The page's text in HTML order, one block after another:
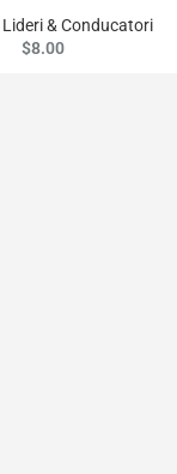
Lideri & Conducatori
$8.00